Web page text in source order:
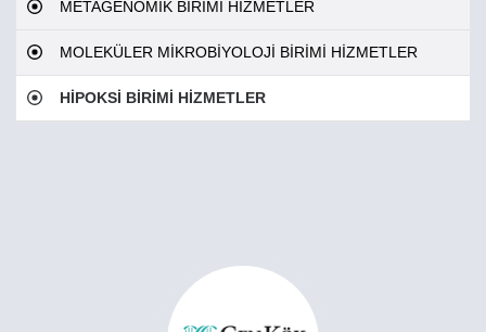
METAGENOMİK BİRİMİ HİZMETLER
MOLEKÜLER MİKROBİYOLOJİ BİRİMİ HİZMETLER
HİPOKSİ BİRİMİ HİZMETLER